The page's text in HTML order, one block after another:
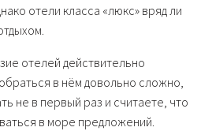
отели класса «люкс» вряд ли
отелей действительно
в нём довольно сложно,
не в первый раз и считаете, что
в море предложений.